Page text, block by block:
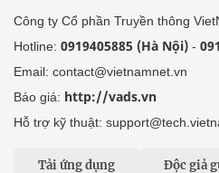
Công ty Cổ phần Truyền thông
Hotline: 0919405885 (Hà Nội) -
Email: contact@vietnamnet.vn
Báo giá: http://vads.vn
Hỗ trợ kỹ thuật:
Tải ứng dụng Độc giả